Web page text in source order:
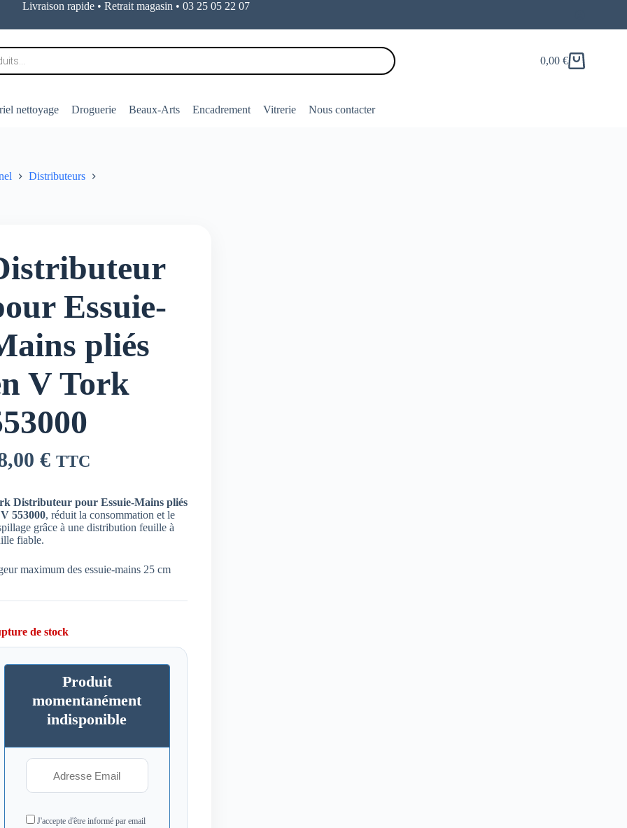
Livraison rapide • Retrait magasin • 03 25 05 22 07
Panier
0,00 €
nettoyage Droguerie Beaux-Arts Encadrement Vitrerie Nous contacter
Distributeurs
Essuie-
pliés
V Tork
€ TTC
Distributeur pour Essuie-Mains pliés
553000, réduit la consommation et le
grâce à une distribution feuille à
fiable.
maximum des essuie-mains 25 cm
de stock
Produit
momentanément
indisponible
J'accepte d'être informé par email